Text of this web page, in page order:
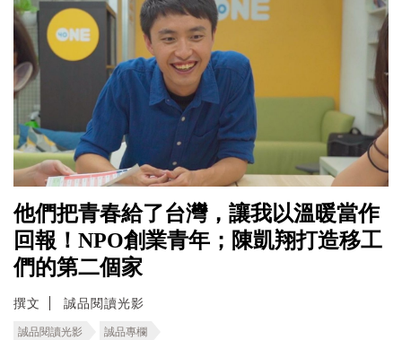
他們把青春給了台灣，讓我以溫暖當作
回報！NPO創業青年；陳凱翔打造移工
們的第二個家
撰文 誠品閱讀光影
誠品閱讀光影 誠品專欄